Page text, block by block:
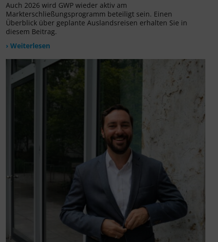
Auch 2026 wird GWP wieder aktiv am
Markterschließungsprogramm beteiligt sein. Einen
Überblick über geplante Auslandsreisen erhalten Sie in
diesem Beitrag.
› Weiterlesen